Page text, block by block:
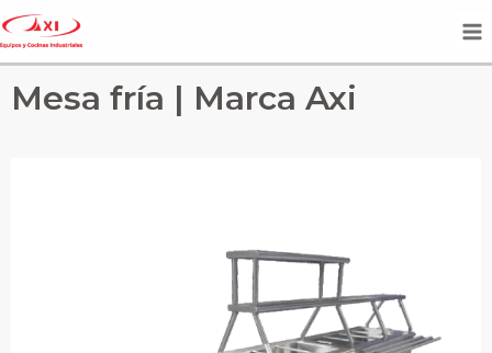
Mesa fría | Marca Axi